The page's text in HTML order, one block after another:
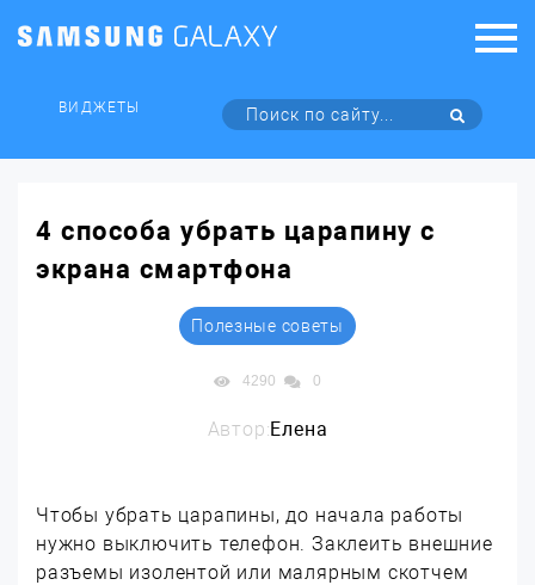
ВИДЖЕТЫ
4 способа убрать царапину с
экрана смартфона
Полезные советы
4290 0
Автор:Елена
Чтобы убрать царапины, до начала работы
нужно выключить телефон. Заклеить внешние
разъемы изолентой или малярным скотчем